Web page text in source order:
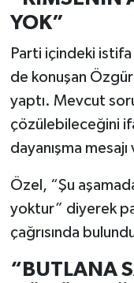
YOK”
Parti içindeki istifa
de konuşan Özgür
yaptı. Mevcut
çözülebileceğini
dayanışma
Özel, “Şu
yoktur” diyerek
çağrısında
“BUTLANA